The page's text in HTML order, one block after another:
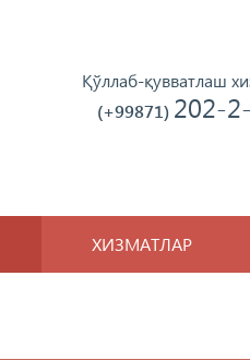
ХИЗМАТЛАР
Қўллаб-қувватлаш
(+99871) 202-